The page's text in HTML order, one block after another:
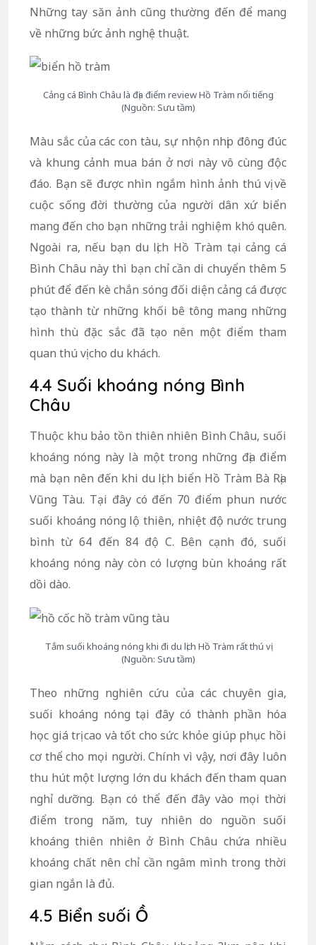
Những tay săn ảnh cũng thường đến để mang
về những bức ảnh nghệ thuật.
Cảng cá Bình Châu là địa điểm review Hồ Tràm nổi tiếng
(Nguồn: Sưu tầm)
Màu sắc của các con tàu, sự nhộn nhịp đông đúc
và khung cảnh mua bán ở nơi này vô cùng độc
đáo. Bạn sẽ được nhìn ngắm hình ảnh thú vị về
cuộc sống đời thường của người dân xứ biển
mang đến cho bạn những trải nghiệm khó quên.
Ngoài ra, nếu bạn du lịch Hồ Tràm tại cảng cá
Bình Châu này thì bạn chỉ cần di chuyển thêm 5
phút để đến kè chắn sóng đối diện cảng cá được
tạo thành từ những khối bê tông mang những
hình thù đặc sắc đã tạo nên một điểm tham
quan thú vị cho du khách.
4.4 Suối khoáng nóng Bình
Châu
Thuộc khu bảo tồn thiên nhiên Bình Châu, suối
khoáng nóng này là một trong những địa điểm
mà bạn nên đến khi du lịch biển Hồ Tràm Bà Rịa
Vũng Tàu. Tại đây có đến 70 điểm phun nước
suối khoáng nóng lộ thiên, nhiệt độ nước trung
bình từ 64 đến 84 độ C. Bên cạnh đó, suối
khoáng nóng này còn có lượng bùn khoáng rất
dồi dào.
Tắm suối khoáng nóng khi đi du lịch Hồ Tràm rất thú vị
(Nguồn: Sưu tầm)
Theo những nghiên cứu của các chuyên gia,
suối khoáng nóng tại đây có thành phần hóa
học giá trị cao và tốt cho sức khỏe giúp phục hồi
cơ thể cho mọi người. Chính vì vậy, nơi đây luôn
thu hút một lượng lớn du khách đến tham quan
nghỉ dưỡng. Bạn có thể đến đây vào mọi thời
điểm trong năm, tuy nhiên do nguồn suối
khoáng thiên nhiên ở Bình Châu chứa nhiều
khoáng chất nên chỉ cần ngâm mình trong thời
gian ngắn là đủ.
4.5 Biển suối Ồ